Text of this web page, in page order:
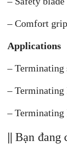
– Comfort
Applications
– Terminating
– Terminating
– Terminating
|| Bạn đang